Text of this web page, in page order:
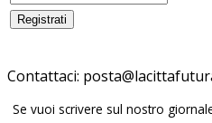
Contattaci:
Se vuoi scrivere sul nostro